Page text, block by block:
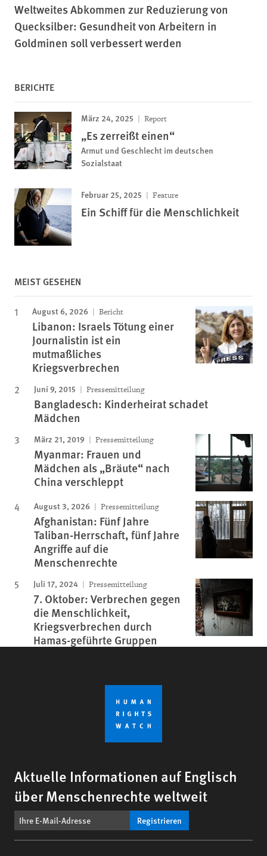
Weltweites Abkommen zur Reduzierung von
Quecksilber: Gesundheit von Arbeitern in
Goldminen soll verbessert werden
BERICHTE
März 24, 2025 Report
„Es zerreißt einen“
Armut und Geschlecht im deutschen
Sozialstaat
Februar 25, 2025 Feature
Ein Schiff für die Menschlichkeit
MEIST GESEHEN
August 6, 2026 Bericht
Libanon: Israels Tötung einer
Journalistin ist ein
mutmaßliches
Kriegsverbrechen
Juni 9, 2015 Pressemitteilung
Bangladesch: Kinderheirat schadet
Mädchen
März 21, 2019 Pressemitteilung
Myanmar: Frauen und
Mädchen als „Bräute“ nach
China verschleppt
August 3, 2026 Pressemitteilung
Afghanistan: Fünf Jahre
Taliban-Herrschaft, fünf Jahre
Angriffe auf die
Menschenrechte
Juli 17, 2024 Pressemitteilung
7. Oktober: Verbrechen gegen
die Menschlichkeit,
Kriegsverbrechen durch
Hamas-geführte Gruppen
Aktuelle Informationen auf Englisch
über Menschenrechte weltweit
Registrieren